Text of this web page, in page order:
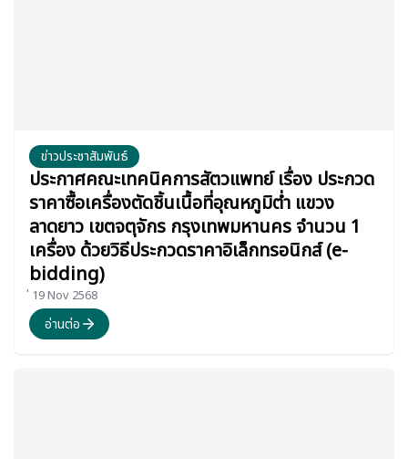
ข่าวประชาสัมพันธ์
ประกาศคณะเทคนิคการสัตวแพทย์ เรื่อง ประกวด
ราคาซื้อเครื่องตัดชิ้นเนื้อที่อุณหภูมิต่ำ แขวง
ลาดยาว เขตจตุจักร กรุงเทพมหานคร จำนวน 1
เครื่อง ด้วยวิธีประกวดราคาอิเล็กทรอนิกส์ (e-
bidding)
่ 19 Nov 2568
อ่านต่อ